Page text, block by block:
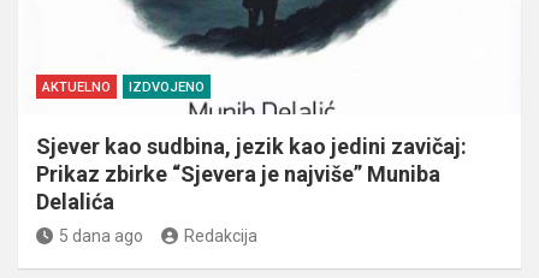
AKTUELNO IZDVOJENO
Sjever kao sudbina, jezik kao jedini zavičaj:
Prikaz zbirke “Sjevera je najviše” Muniba
Delalića
5 dana ago Redakcija